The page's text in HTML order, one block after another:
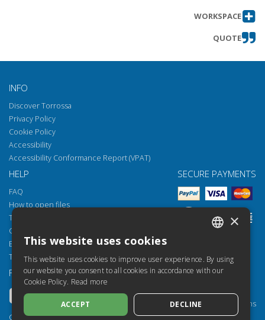
WORKSPACE
QUOTE
INFO
Discover Torrossa
Privacy Policy
Cookie Policy
Accessibility
Accessibility Conformance Report (VPAT)
HELP
FAQ
How to open files
Torrossa Reader
Copyright obligations
Email: helpdesk@torrossa.com
Tel: +39 055 5018800
SECURE PAYMENTS
FOLLOW US
Copyright 2000-2026
OUR RESOURCES
Torrossa for Institutions
Torrossa Open
SPANISH
×
This website uses cookies
This website uses cookies to improve user experience. By using
our website you consent to all cookies in accordance with our
Cookie Policy. Read more
ACCEPT DECLINE